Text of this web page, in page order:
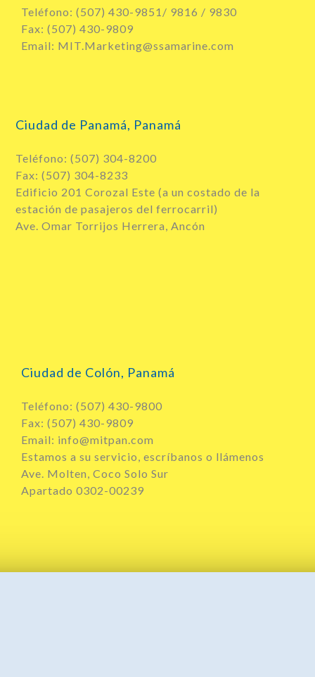
Teléfono: (507) 430-9851/ 9816 / 9830
Fax: (507) 430-9809
Email: MIT.Marketing@ssamarine.com
Ciudad de Panamá, Panamá
Teléfono: (507) 304-8200
Fax: (507) 304-8233
Edificio 201 Corozal Este (a un costado de la
estación de pasajeros del ferrocarril)
Ave. Omar Torrijos Herrera, Ancón
Ciudad de Colón, Panamá
Teléfono: (507) 430-9800
Fax: (507) 430-9809
Email: info@mitpan.com
Estamos a su servicio, escríbanos o llámenos
Ave. Molten, Coco Solo Sur
Apartado 0302-00239